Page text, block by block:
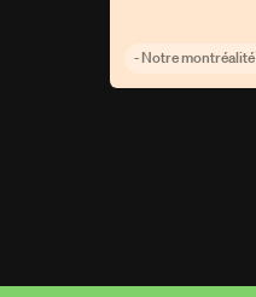
- Notre montréalité